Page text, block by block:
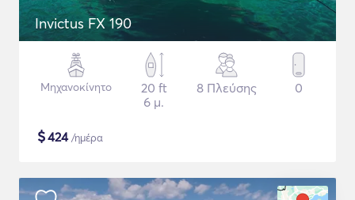
Invictus FX 190
Μηχανοκίνητο
20 ft
6 μ.
8 Πλεύσης 0
$424/ημέρα